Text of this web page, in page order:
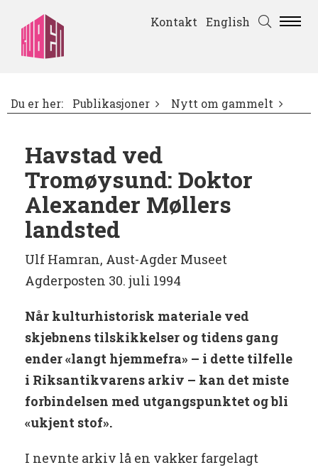
Kontakt English
Du er her: Publikasjoner Nytt om gammelt
Havstad ved
Tromøysund: Doktor
Alexander Møllers
landsted
Ulf Hamran, Aust-Agder Museet
Agderposten 30. juli 1994
Når kulturhistorisk materiale ved
skjebnens tilskikkelser og tidens gang
ender «langt hjemmefra» – i dette tilfelle
i Riksantikvarens arkiv – kan det miste
forbindelsen med utgangspunktet og bli
«ukjent stof».
I nevnte arkiv lå en vakker fargelagt